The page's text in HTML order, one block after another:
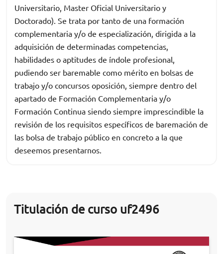
Universitario, Master Oficial Universitario y
Doctorado). Se trata por tanto de una formación
complementaria y/o de especialización, dirigida a la
adquisición de determinadas competencias,
habilidades o aptitudes de índole profesional,
pudiendo ser baremable como mérito en bolsas de
trabajo y/o concursos oposición, siempre dentro del
apartado de Formación Complementaria y/o
Formación Continua siendo siempre imprescindible la
revisión de los requisitos específicos de baremación de
las bolsa de trabajo público en concreto a la que
deseemos presentarnos.
Titulación de curso uf2496